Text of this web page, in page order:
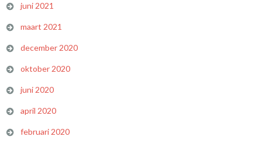
juni 2021
maart 2021
december 2020
oktober 2020
juni 2020
april 2020
februari 2020